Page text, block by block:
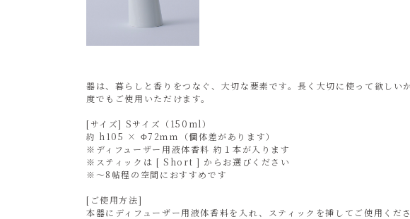
器は、暮らしと香りをつなぐ、大切な要素です。長く大切に使って欲し
度でもご使用いただけます。
[サイズ] Sサイズ（150ml）
約 h105 × Φ72ｍｍ（個体差があります）
※ディフューザー用液体香料 約１本が入ります
※スティックは [ Short ] からお選びください
※～8帖程の空間におすすめです
[ご使用方法]
本器にディフューザー用液体香料を入れ、スティックを挿してご使用くだ